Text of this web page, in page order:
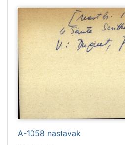
A-1058 nastavak